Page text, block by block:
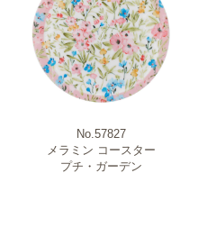
No.57827
メラミン コースター
プチ・ガーデン